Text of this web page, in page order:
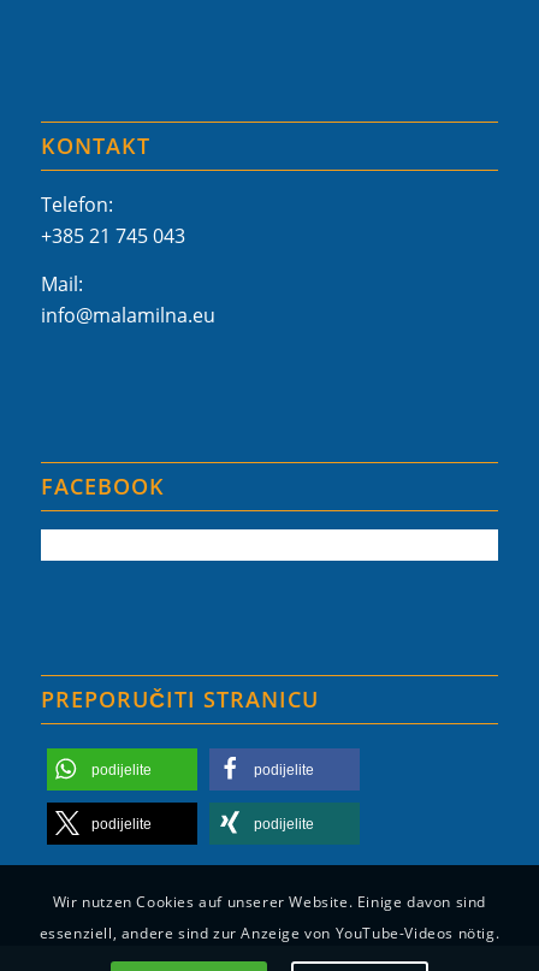
KONTAKT
Telefon:
+385 21 745 043
Mail:
info@malamilna.eu
FACEBOOK
PREPORUČITI STRANICU
podijelite podijelite
podijelite podijelite
Wir nutzen Cookies auf unserer Website. Einige davon sind
essenziell, andere sind zur Anzeige von YouTube-Videos nötig.